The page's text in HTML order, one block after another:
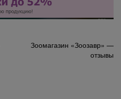
Зоомагазин «Зоозавр» —
отзывы